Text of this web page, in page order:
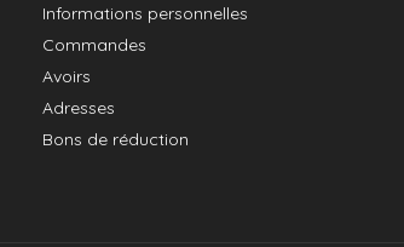
Informations personnelles
Commandes
Avoirs
Adresses
Bons de réduction